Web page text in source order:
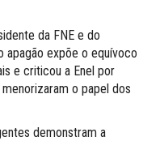
da FNE e do
apagão expõe o equívoco
e criticou a Enel por
o papel dos
demonstram a